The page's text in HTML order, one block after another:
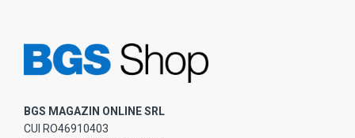
BGS MAGAZIN ONLINE SRL
CUI RO46910403